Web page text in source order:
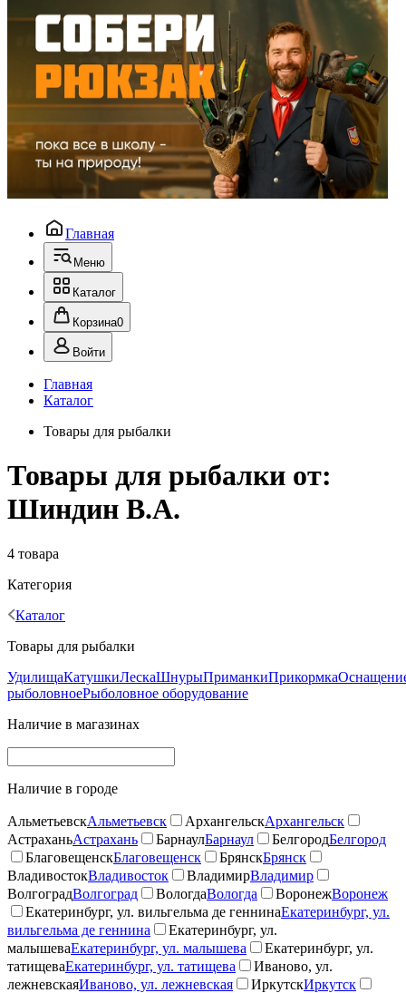
Главная
Меню
Каталог
Корзина0
Войти
Главная
Каталог
Товары для рыбалки
Товары для рыбалки от:
Шиндин В.А.
4 товара
Категория
Каталог
Товары для рыбалки
УдилищаКатушкиЛескаШнурыПриманкиПрикормка
рыболовноеРыболовное оборудование
Наличие в магазинах
Наличие в городе
АльметьевскАльметьевск АрхангельскАрхангельск
АстраханьАстрахань БарнаулБарнаул БелгородБелгород
БлаговещенскБлаговещенск БрянскБрянск
ВладивостокВладивосток ВладимирВладимир
ВолгоградВолгоград ВологдаВологда ВоронежВоронеж
Екатеринбург, ул. вильгельма де геннинаЕкатеринбург, ул.
вильгельма де геннина
Екатеринбург, ул.
малышеваЕкатеринбург, ул. малышева
Екатеринбург, ул.
татищеваЕкатеринбург, ул. татищева
Иваново, ул.
лежневскаяИваново, ул. лежневская ИркутскИркутск